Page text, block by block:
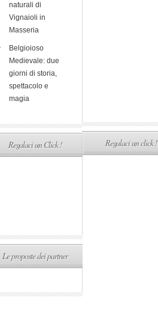
naturali di
Vignaioli in
Masseria
Belgioioso
Medievale: due
giorni di storia,
spettacolo e
magia
Regalaci un Click !
Le proposte dei partner
Regalaci un click !